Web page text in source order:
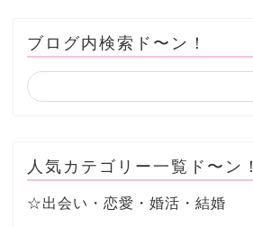
ブログ内検索ド〜ン！
人気カテゴリー一覧ド〜ン！
☆出会い・恋愛・婚活・結婚